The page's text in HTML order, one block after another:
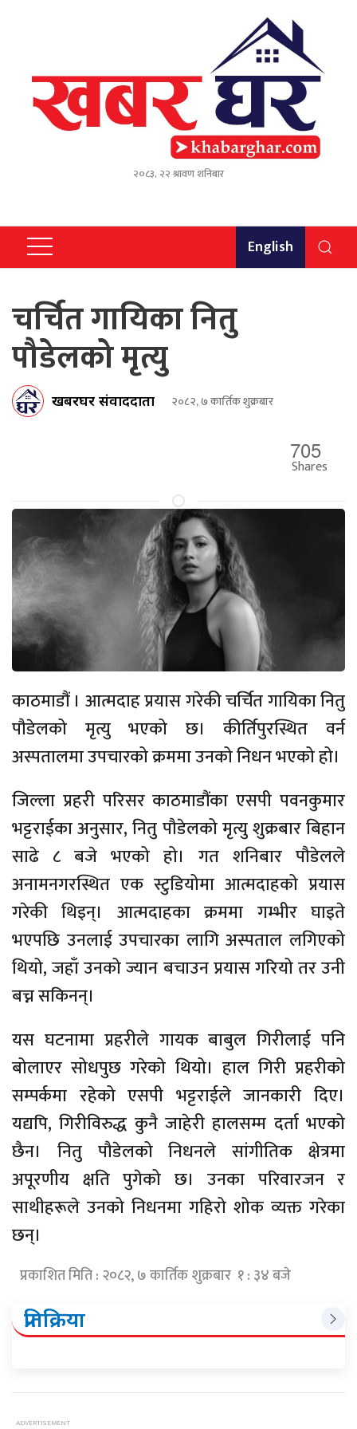
२०८३, २२ श्रावण शनिबार
English
चर्चित गायिका नितु
पौडेलको मृत्यु
खबरघर संवाददाता २०८२, ७ कार्तिक शुक्रबार
705
Shares
काठमाडौं । आत्मदाह प्रयास गरेकी चर्चित गायिका नितु
पौडेलको मृत्यु भएको छ। कीर्तिपुरस्थित वर्न
अस्पतालमा उपचारको क्रममा उनको निधन भएको हो।
जिल्ला प्रहरी परिसर काठमाडौंका एसपी पवनकुमार
भट्टराईका अनुसार, नितु पौडेलको मृत्यु शुक्रबार बिहान
साढे ८ बजे भएको हो। गत शनिबार पौडेलले
अनामनगरस्थित एक स्टुडियोमा आत्मदाहको प्रयास
गरेकी थिइन्। आत्मदाहका क्रममा गम्भीर घाइते
भएपछि उनलाई उपचारका लागि अस्पताल लगिएको
थियो, जहाँ उनको ज्यान बचाउन प्रयास गरियो तर उनी
बच्न सकिनन्।
यस घटनामा प्रहरीले गायक बाबुल गिरीलाई पनि
बोलाएर सोधपुछ गरेको थियो। हाल गिरी प्रहरीको
सम्पर्कमा रहेको एसपी भट्टराईले जानकारी दिए।
यद्यपि, गिरीविरुद्ध कुनै जाहेरी हालसम्म दर्ता भएको
छैन। नितु पौडेलको निधनले सांगीतिक क्षेत्रमा
अपूरणीय क्षति पुगेको छ। उनका परिवारजन र
साथीहरूले उनको निधनमा गहिरो शोक व्यक्त गरेका
छन्।
प्रकाशित मिति : २०८२, ७ कार्तिक शुक्रबार १ : ३४ बजे
प्रतिक्रिया